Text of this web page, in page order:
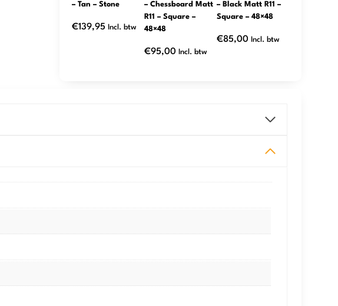
– Tan – Stone
€139,95 Incl. btw
– Chessboard Matt
R11 – Square –
48×48
€95,00 Incl. btw
– Black Matt R11 –
Square – 48×48
€85,00 Incl. btw